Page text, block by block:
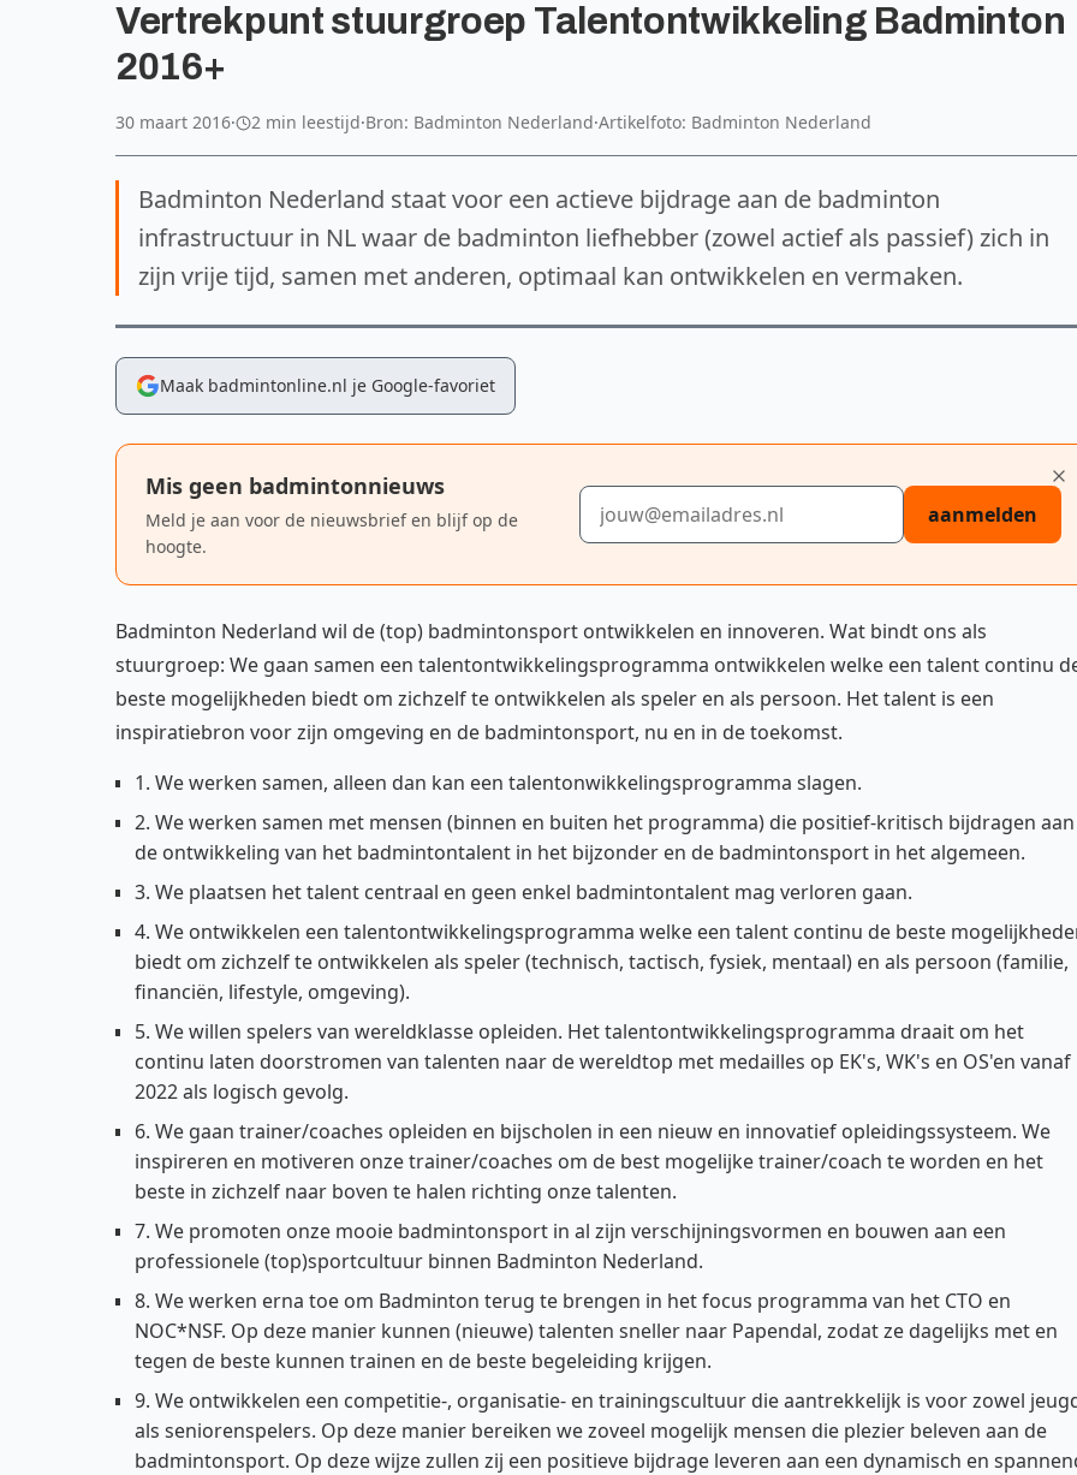
Vertrekpunt stuurgroep Talentontwikkeling Badminton
2016+
30 maart 2016· 2 min leestijd·Bron: Badminton Nederland·Artikelfoto: Badminton Nederland
Badminton Nederland staat voor een actieve bijdrage aan de badminton
infrastructuur in NL waar de badminton liefhebber (zowel actief als passief) zich in
zijn vrije tijd, samen met anderen, optimaal kan ontwikkelen en vermaken.
Maak badmintonline.nl je Google-favoriet
Mis geen badmintonnieuws
Meld je aan voor de nieuwsbrief en blijf op de
hoogte.
E-mailadres
aanmelden
Badminton Nederland wil de (top) badmintonsport ontwikkelen en innoveren. Wat bindt ons als
stuurgroep: We gaan samen een talentontwikkelingsprogramma ontwikkelen welke een talent continu
beste mogelijkheden biedt om zichzelf te ontwikkelen als speler en als persoon. Het talent is een
inspiratiebron voor zijn omgeving en de badmintonsport, nu en in de toekomst.
1. We werken samen, alleen dan kan een talentonwikkelingsprogramma slagen.
2. We werken samen met mensen (binnen en buiten het programma) die positief-kritisch bijdragen aan
de ontwikkeling van het badmintontalent in het bijzonder en de badmintonsport in het algemeen.
3. We plaatsen het talent centraal en geen enkel badmintontalent mag verloren gaan.
4. We ontwikkelen een talentontwikkelingsprogramma welke een talent continu de beste
biedt om zichzelf te ontwikkelen als speler (technisch, tactisch, fysiek, mentaal) en als persoon (familie,
financiën, lifestyle, omgeving).
5. We willen spelers van wereldklasse opleiden. Het talentontwikkelingsprogramma draait om het
continu laten doorstromen van talenten naar de wereldtop met medailles op EK's, WK's en OS'en vanaf
2022 als logisch gevolg.
6. We gaan trainer/coaches opleiden en bijscholen in een nieuw en innovatief opleidingssysteem. We
inspireren en motiveren onze trainer/coaches om de best mogelijke trainer/coach te worden en het
beste in zichzelf naar boven te halen richting onze talenten.
7. We promoten onze mooie badmintonsport in al zijn verschijningsvormen en bouwen aan een
professionele (top)sportcultuur binnen Badminton Nederland.
8. We werken erna toe om Badminton terug te brengen in het focus programma van het CTO en
NOC*NSF. Op deze manier kunnen (nieuwe) talenten sneller naar Papendal, zodat ze dagelijks met en
tegen de beste kunnen trainen en de beste begeleiding krijgen.
9. We ontwikkelen een competitie-, organisatie- en trainingscultuur die aantrekkelijk is voor zowel
als seniorenspelers. Op deze manier bereiken we zoveel mogelijk mensen die plezier beleven aan de
badmintonsport. Op deze wijze zullen zij een positieve bijdrage leveren aan een dynamisch en